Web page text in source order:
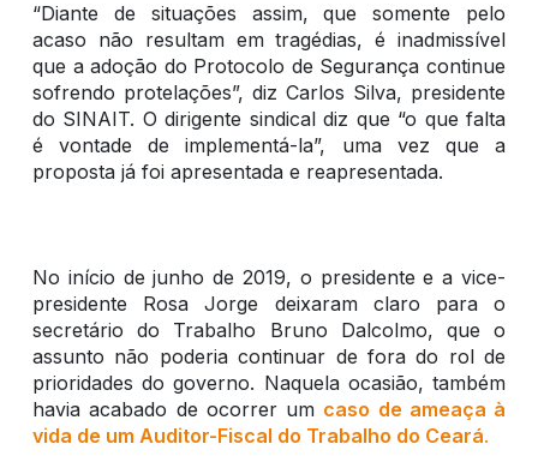
“Diante de situações assim, que somente pelo
acaso não resultam em tragédias, é inadmissível
que a adoção do Protocolo de Segurança continue
sofrendo protelações”, diz Carlos Silva, presidente
do SINAIT. O dirigente sindical diz que “o que falta
é vontade de implementá-la”, uma vez que a
proposta já foi apresentada e reapresentada.
No início de junho de 2019, o presidente e a vice-
presidente Rosa Jorge deixaram claro para o
secretário do Trabalho Bruno Dalcolmo, que o
assunto não poderia continuar de fora do rol de
prioridades do governo. Naquela ocasião, também
havia acabado de ocorrer um caso de ameaça à
vida de um Auditor-Fiscal do Trabalho do Ceará.